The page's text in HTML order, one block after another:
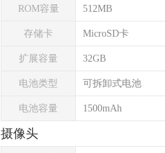
ROM容量 512MB
存储卡 MicroSD卡
扩展容量 32GB
电池类型 可拆卸式电池
电池容量 1500mAh
摄像头